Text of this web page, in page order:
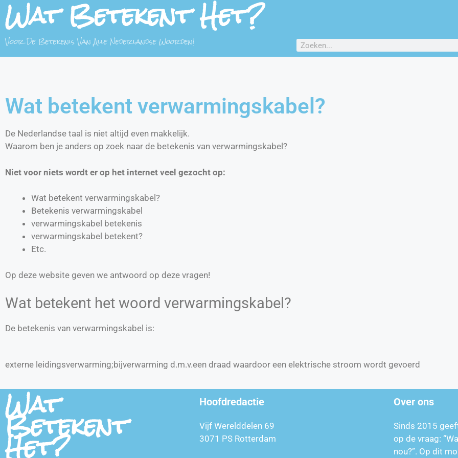
Wat Betekent Het?
Voor De Betekenis Van Alle Nederlandse Woorden!
Wat betekent verwarmingskabel?
De Nederlandse taal is niet altijd even makkelijk.
Waarom ben je anders op zoek naar de betekenis van verwarmingskabel?
Niet voor niets wordt er op het internet veel gezocht op:
Wat betekent verwarmingskabel?
Betekenis verwarmingskabel
verwarmingskabel betekenis
verwarmingskabel betekent?
Etc.
Op deze website geven we antwoord op deze vragen!
Wat betekent het woord verwarmingskabel?
De betekenis van verwarmingskabel is:
externe leidingsverwarming;bijverwarming d.m.v.een draad waardoor een elektrische stroom wordt gevoerd
Wat
Betekent
Het?
Hoofdredactie
Vijf Werelddelen 69
3071 PS Rotterdam
Over ons
Sinds 2015
op de vraag:
nou?”. Op dit